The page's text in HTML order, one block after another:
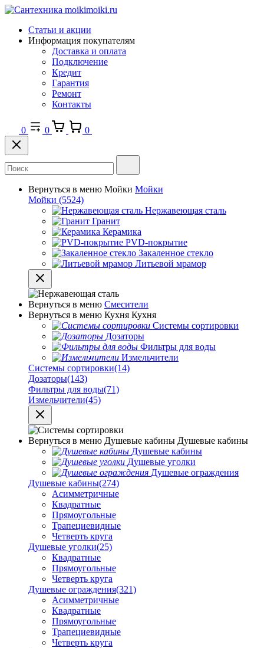
Статьи и акции
Информация покупателям
Доставка и оплата
Подключение
Кредит
Гарантия
Ремонт
Контакты
0 0 0
Вернуться в меню Мойки Мойки
Мойки (5524)
Нержавеющая сталь
Гранит
Керамика
PVD-покрытие
Закаленное стекло
Литьевой мрамор
Вернуться в меню Смесители
Вернуться в меню Кухня Кухня
Системы сортировки
Дозаторы
Фильтры для воды
Измельчители
Системы сортировки(14)
Дозаторы(143)
Фильтры для воды(71)
Измельчители(45)
Вернуться в меню Душевые кабины Душевые кабины
Душевые кабины
Душевые уголки
Душевые ограждения
Душевые кабины(274)
Асимметричные
Квадратные
Прямоугольные
Трапециевидные
Четверть круга
Душевые уголки(25)
Квадратные
Прямоугольные
Четверть круга
Душевые ограждения(321)
Асимметричные
Квадратные
Прямоугольные
Трапециевидные
Четверть круга